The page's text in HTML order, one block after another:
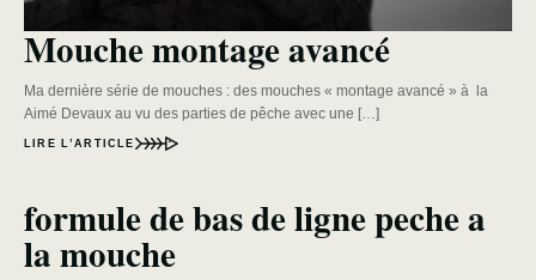
Mouche montage avancé
Ma dernière série de mouches : des mouches « montage avancé » à la
Aimé Devaux au vu des parties de pêche avec une […]
LIRE L’ARTICLE
formule de bas de ligne peche a
la mouche